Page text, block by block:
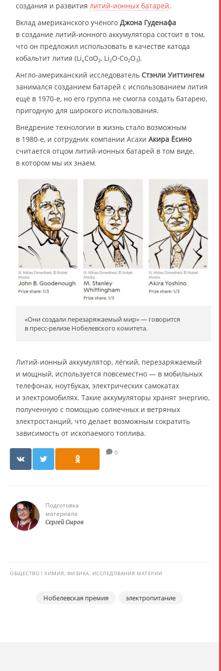
создания и развития литий-ионных батарей.
Вклад американского учёного Джона Гуденафа
в создание литий-ионного аккумулятора состоит в том,
что он предложил использовать в качестве катода
кобальтит лития (LixCoO2, Li2O⋅Co2O3).
Англо-американский исследователь Стэнли Уиттингем
занимался созданием батарей с использованием лития
ещё в 1970-е, но его группа не смогла создать батарею,
пригодную для широкого использования.
Внедрение технологии в жизнь стало возможным
в 1980-е, и сотрудник компании Асахи Акира Ёсино
считается отцом литий-ионных батарей в том виде,
в котором мы их знаем.
«Они создали перезаряжаемый мир» — говорится
в пресс-релизе Нобелевского комитета.
Литий-ионный аккумулятор, лёгкий, перезаряжаемый
и мощный, используется повсеместно — в мобильных
телефонах, ноутбуках, электрических самокатах
и электромобилях. Такие аккумуляторы хранят энергию,
полученную с помощью солнечных и ветряных
электростанций, что делает возможным сократить
зависимость от ископаемого топлива.
0
Подготовка
материала
Сергей Сыров
ОБЩЕСТВО ХИМИЯ, ФИЗИКА, ИССЛЕДОВАНИЯ МАТЕРИИ
Нобелевская премия электропитание